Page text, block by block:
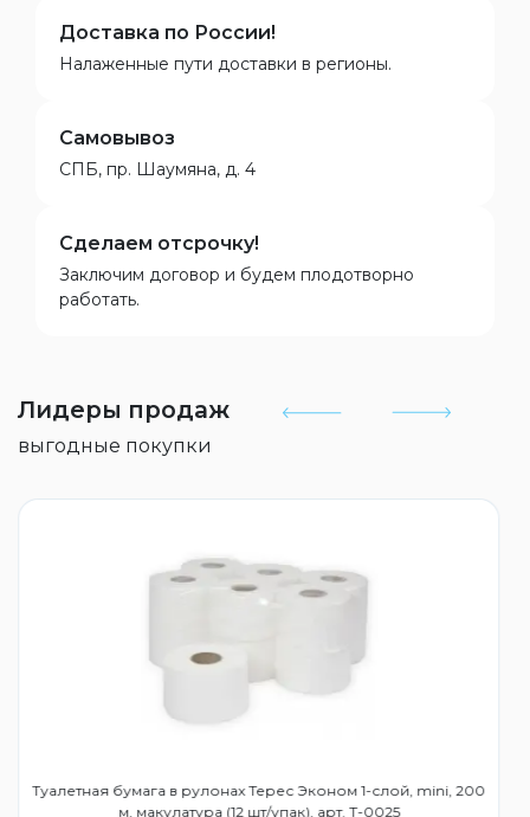
Доставка по России!
Налаженные пути доставки в регионы.
Самовывоз
СПБ, пр. Шаумяна, д. 4
Сделаем отсрочку!
Заключим договор и будем плодотворно
работать.
Лидеры продаж
выгодные покупки
Туалетная бумага в рулонах Терес Эконом 1-слой, mini, 200
м, макулатура (12 шт/упак), арт. Т-0025